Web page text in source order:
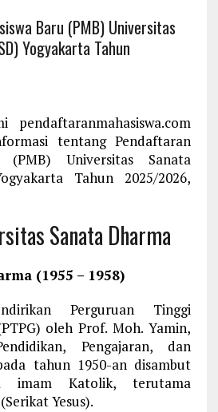
Baru (PMB) Universitas
Yogyakarta Tahun
tentang Pendaftaran
(PMB) Universitas Sanata
Tahun 2025/2026,
Sanata Dharma
(1955 – 1958)
Perguruan Tinggi
oleh Prof. Moh. Yamin,
Pengajaran, dan
tahun 1950-an disambut
imam Katolik, terutama
Yesus).